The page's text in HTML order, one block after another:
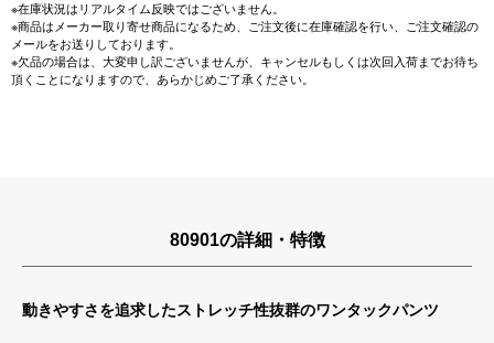
※在庫状況はリアルタイム反映ではございません。
※商品はメーカー取り寄せ商品になるため、ご注文後に在庫確認を行い、ご注文確認の
メールをお送りしております。
※欠品の場合は、大変申し訳ございませんが、キャンセルもしくは次回入荷までお待ち
頂くことになりますので、あらかじめご了承ください。
80901の詳細・特徴
動きやすさを追求したストレッチ性抜群のワンタックパンツ